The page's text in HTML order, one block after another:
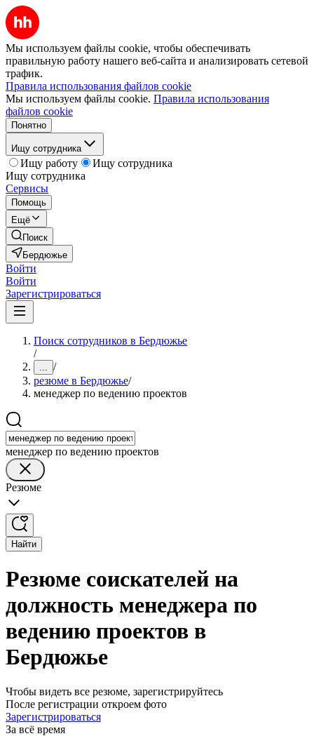
Мы используем файлы cookie, чтобы обеспечивать
правильную работу нашего веб-сайта и анализировать сетевой
трафик.
Правила использования файлов cookie
Мы используем файлы cookie. Правила использования
файлов cookie
Понятно
Ищу сотрудника
Ищу работу
Ищу сотрудника
Ищу сотрудника
Сервисы
Помощь
Ещё
Поиск
Бердюжье
Войти
Войти
Зарегистрироваться
Поиск сотрудников в Бердюжье
/
... /
резюме в Бердюжье/
менеджер по ведению проектов
менеджер по ведению проектов
Резюме
Найти
Резюме соискателей на
должность менеджера по
ведению проектов в
Бердюжье
Чтобы видеть все резюме, зарегистрируйтесь
После регистрации откроем фото
Зарегистрироваться
За всё время